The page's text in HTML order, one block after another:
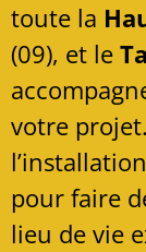
toute la
(09), et le
votre
pour faire
lieu de vie